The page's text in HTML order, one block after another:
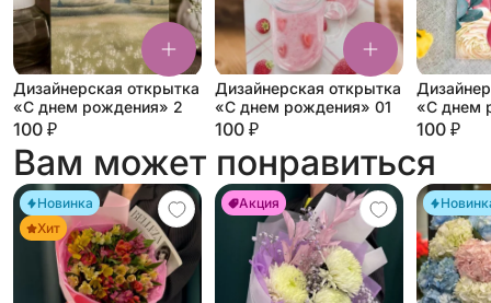
Дизайнерская открытка
«С днем рождения» 2
100 ₽
Дизайнерская открытка
«С днем рождения» 01
100 ₽
«С днем
100 ₽
Вам может понравиться
Новинка
Хит
Акция